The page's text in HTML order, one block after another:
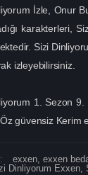
İzle, Onur
karakterleri,
Sizi
izleyebilirsiniz.
1. Sezon 9.
güvensiz Kerim
exxen, exxen
Dinliyorum Exxen,